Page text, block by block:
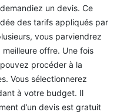
un devis. Ce
des tarifs appliqués par
vous parviendrez
offre. Une fois
procéder à la
Vous sélectionnerez
à votre budget. Il
d’un devis est gratuit